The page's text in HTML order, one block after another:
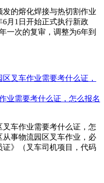
的熔化焊接与热切割作业
月1日开始正式执行新政
一次的复审，调整为6年到
业需要考什么证，怎么报名
车作业需要考什么证，怎
事物流园区叉车作业，‌必
》（叉车司机项目，代码